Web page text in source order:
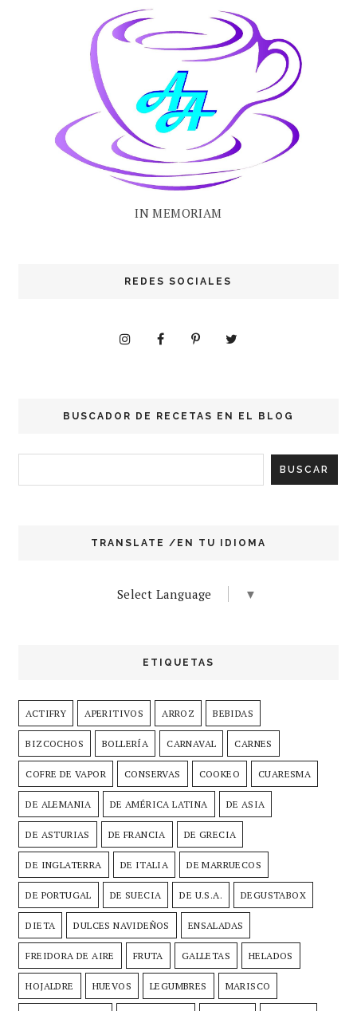
IN MEMORIAM
REDES SOCIALES
BUSCADOR DE RECETAS EN EL BLOG
TRANSLATE /EN TU IDIOMA
Select Language ▼
ETIQUETAS
ACTIFRY APERITIVOS ARROZ BEBIDAS
BIZCOCHOS BOLLERÍA CARNAVAL CARNES
COFRE DE VAPOR CONSERVAS COOKEO CUARESMA
DE ALEMANIA DE AMÉRICA LATINA DE ASIA
DE ASTURIAS DE FRANCIA DE GRECIA
DE INGLATERRA DE ITALIA DE MARRUECOS
DE PORTUGAL DE SUECIA DE U.S.A. DEGUSTABOX
DIETA DULCES NAVIDEÑOS ENSALADAS
FREIDORA DE AIRE FRUTA GALLETAS HELADOS
HOJALDRE HUEVOS LEGUMBRES MARISCO